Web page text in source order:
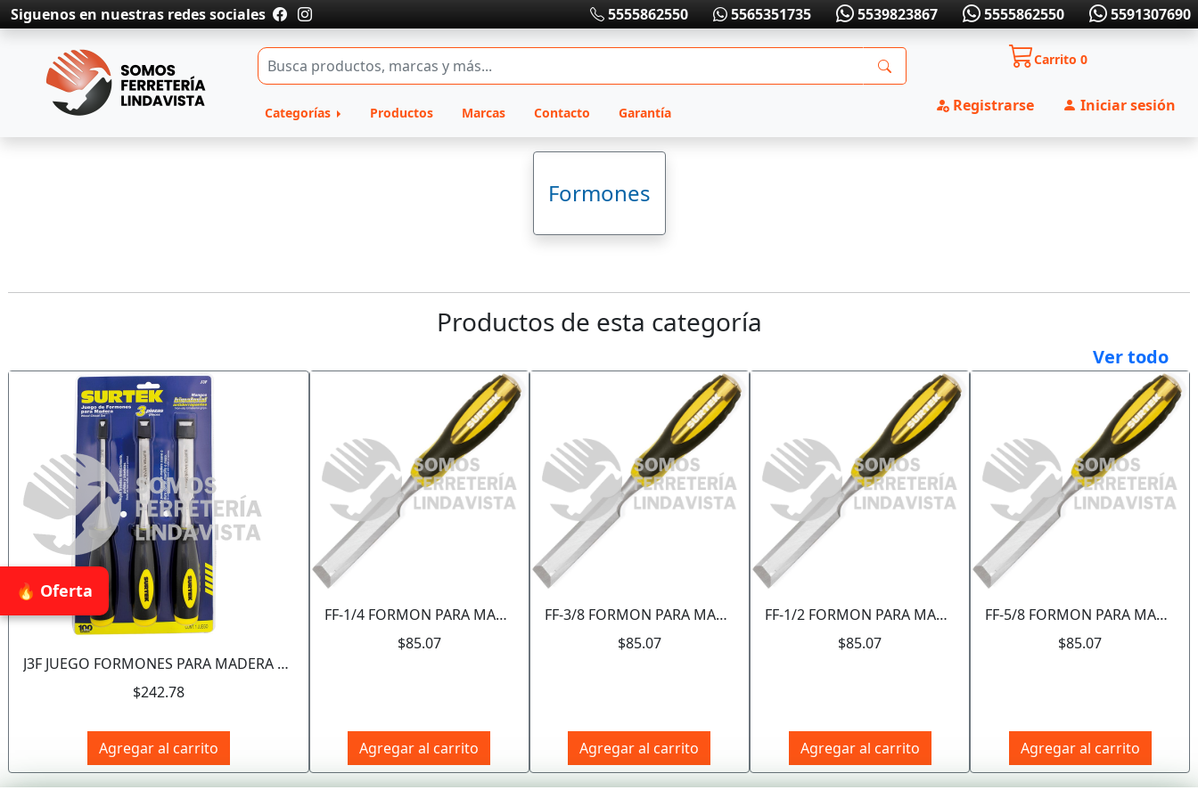
🔥 Oferta
Siguenos en nuestras redes sociales 5555862550 5565351735 5539823867 5555862550 5591307690
Categorías Productos Marcas Contacto Garantía
Carrito0
Registrarse Iniciar sesión
Formones
Productos de esta categoría
Ver todo
J3F JUEGO FORMONES PARA MADERA CON MANGO BIMATERIAL 1/4", 1/2" Y 3/4", 3 PIEZAS SURTEK
$242.78
Agregar al carrito
FF-1/4 FORMON PARA MADERA CON MANGO BIMATERIAL 1/4" SURTEK
$85.07
Agregar al carrito
FF-3/8 FORMON PARA MADERA CON MANGO BIMATERIAL 3/8" SURTEK
$85.07
Agregar al carrito
FF-1/2 FORMON PARA MADERA CON MANGO BIMATERIAL 1/2" SURTEK
$85.07
Agregar al carrito
FF-5/8 FORMON PARA MADERA CON MANGO BIMATERIAL 5/8" SURTEK
$85.07
Agregar al carrito